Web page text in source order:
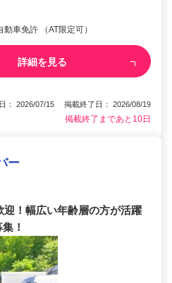
車免許 （AT限定可）
詳細を見る
： 2026/07/15 掲載終了日： 2026/08/19
掲載終了まであと10日
ー
迎！幅広い年齢層の方が活躍
！